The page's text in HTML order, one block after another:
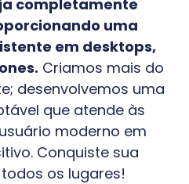
completamente
uma
em desktops,
Criamos mais do
desenvolvemos uma
que atende às
moderno em
Conquiste sua
os lugares!